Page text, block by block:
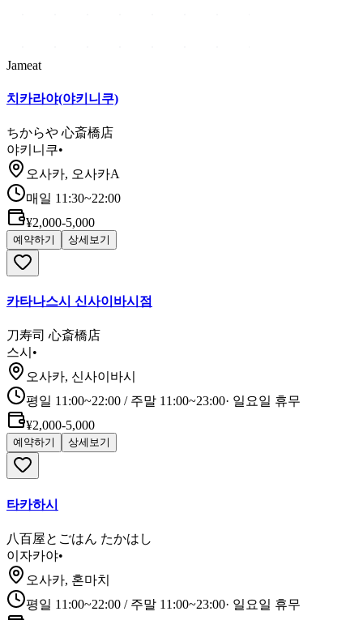
Jameat
치카라야(야키니쿠)
ちからや 心斎橋店
야키니쿠•
오사카, 오사카A
매일 11:30~22:00
¥2,000-5,000
예약하기 상세보기
카타나스시 신사이바시점
刀寿司 心斎橋店
스시 •
오사카, 신사이바시
평일 11:00~22:00 / 주말 11:00~23:00· 일요일 휴무
¥2,000-5,000
예약하기 상세보기
타카하시
八百屋とごはん たかはし
이자카야•
오사카, 혼마치
평일 11:00~22:00 / 주말 11:00~23:00· 일요일 휴무